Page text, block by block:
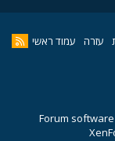
עזרה עמוד ראשי
Forum